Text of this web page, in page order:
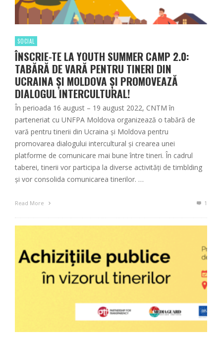
SOCIAL
ÎNSCRIE-TE LA YOUTH SUMMER CAMP 2.0:
TABĂRĂ DE VARĂ PENTRU TINERI DIN
UCRAINA ȘI MOLDOVA ȘI PROMOVEAZĂ
DIALOGUL INTERCULTURAL!
În perioada 16 august – 19 august 2022, CNTM în
parteneriat cu UNFPA Moldova organizează o tabără de
vară pentru tinerii din Ucraina și Moldova pentru
promovarea dialogului intercultural și crearea unei
platforme de comunicare mai bune între tineri. În cadrul
taberei, tinerii vor participa la diverse activități de timblding
și vor consolida comunicarea tinerilor. …
Read More 1